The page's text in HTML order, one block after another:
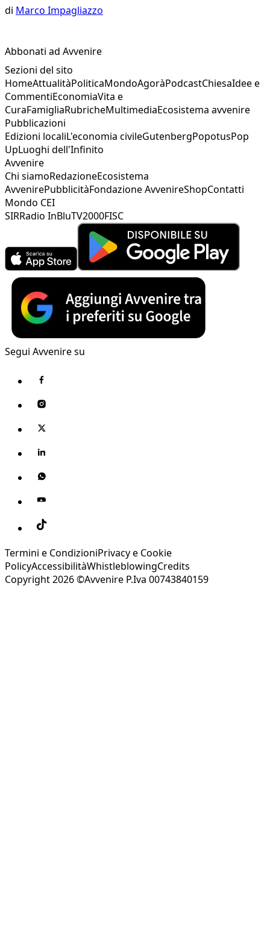
di Marco Impagliazzo
Abbonati ad Avvenire
Sezioni del sito
HomeAttualitàPoliticaMondoAgoràPodcastChiesaIdee e
CommentiEconomiaVita e
CuraFamigliaRubricheMultimediaEcosistema avvenire
Pubblicazioni
Edizioni localiL'economia civileGutenbergPopotusPop
UpLuoghi dell'Infinito
Avvenire
Chi siamoRedazioneEcosistema
AvvenirePubblicitàFondazione AvvenireShopContatti
Mondo CEI
SIRRadio InBluTV2000FISC
Segui Avvenire su
Termini e CondizioniPrivacy e Cookie
PolicyAccessibilitàWhistleblowingCredits
Copyright 2026 ©Avvenire P.Iva 00743840159